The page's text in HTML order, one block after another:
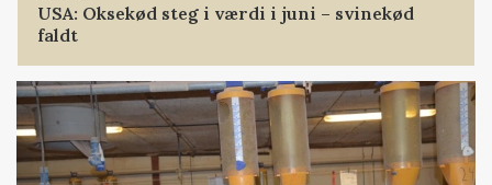
USA: Oksekød steg i værdi i juni – svinekød
faldt